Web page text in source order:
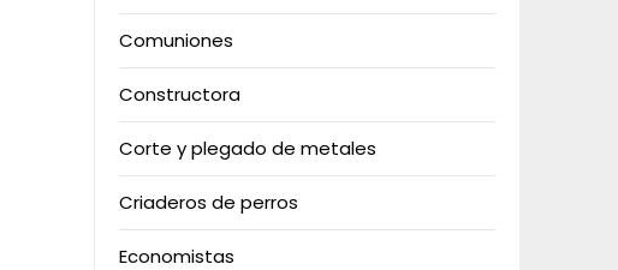
Comuniones
Constructora
Corte y plegado de metales
Criaderos de perros
Economistas